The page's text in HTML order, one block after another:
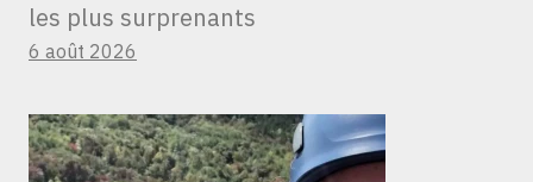
les plus surprenants
6 août 2026